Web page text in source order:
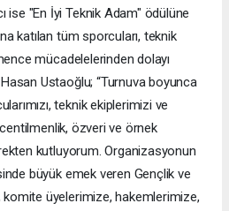
ise "En İyi Teknik Adam" ödülüne
katılan tüm sporcuları, teknik
mücadelelerinden dolayı
Ustaoğlu; “Turnuva boyunca
teknik ekiplerimizi ve
centilmenlik, özveri ve örnek
kutluyorum. Organizasyonun
büyük emek veren Gençlik ve
üyelerimize, hakemlerimize,